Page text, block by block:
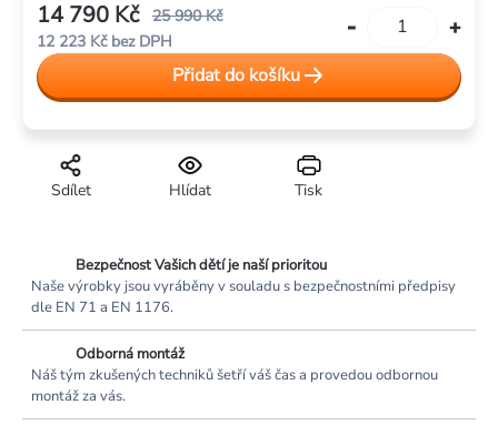
Tisk
Hlídat
Sdílet
25 990 Kč
14 790 Kč
12 223 Kč bez DPH
Měrná
cena:
Přidat do košíku
Bezpečnost Vašich dětí je naší prioritou
Naše výrobky jsou vyráběny v souladu s bezpečnostními předpisy
dle EN 71 a EN 1176.
Odborná montáž
Náš tým zkušených techniků šetří váš čas a provedou odbornou
montáž za vás.